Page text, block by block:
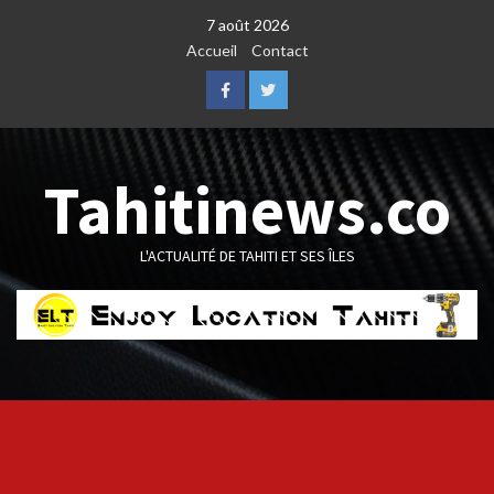
7 août 2026
Accueil
Contact
FacebookTwitter
Tahitinews.co
L'ACTUALITÉ DE TAHITI ET SES ÎLES